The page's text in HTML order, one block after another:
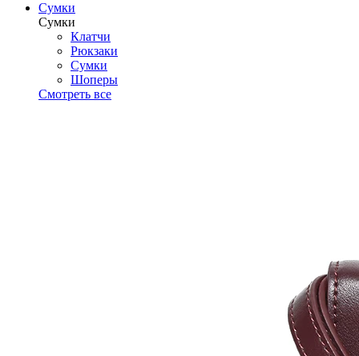
Сумки
Сумки
Клатчи
Рюкзаки
Сумки
Шоперы
Смотреть все